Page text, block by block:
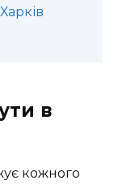
в
кожного